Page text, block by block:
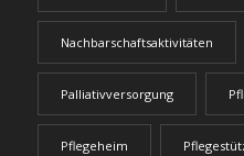
Nachbarschaftsaktivitäten
Palliativversorgung
Pflegeheim